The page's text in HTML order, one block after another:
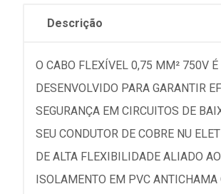
Descrição
O CABO FLEXÍVEL 0,75 MM² 750V É
DESENVOLVIDO PARA GARANTIR
SEGURANÇA EM CIRCUITOS DE
SEU CONDUTOR DE COBRE NU
DE ALTA FLEXIBILIDADE ALIADO AO
ISOLAMENTO EM PVC ANTICHAMA